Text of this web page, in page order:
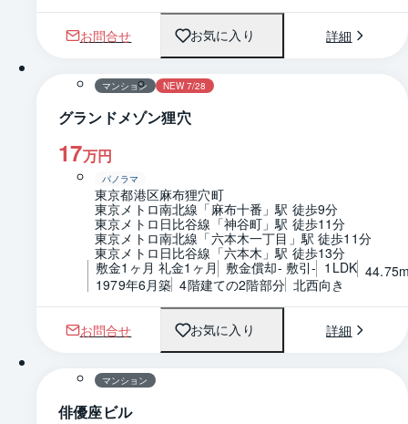
お問合せ お気に入り 詳細
1 / 0 間取り
マンション NEW 7/28
グランドメゾン狸穴
17万円
パノラマ
東京都港区麻布狸穴町
東京メトロ南北線「麻布十番」駅 徒歩9分
東京メトロ日比谷線「神谷町」駅 徒歩11分
東京メトロ南北線「六本木一丁目」駅 徒歩11分
東京メトロ日比谷線「六本木」駅 徒歩13分
敷金1ヶ月 礼金1ヶ月 敷金償却- 敷引- 1LDK
1979年6月築 4階建ての2階部分 北西向き
お問合せ お気に入り 詳細
1 / 0 間取り
マンション
俳優座ビル